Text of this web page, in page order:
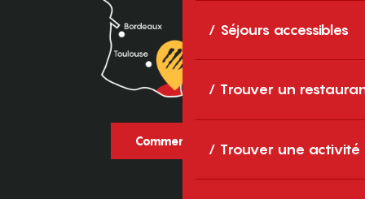
Séjours accessibles
Trouver un
Trouver une activité
Comment venir ?